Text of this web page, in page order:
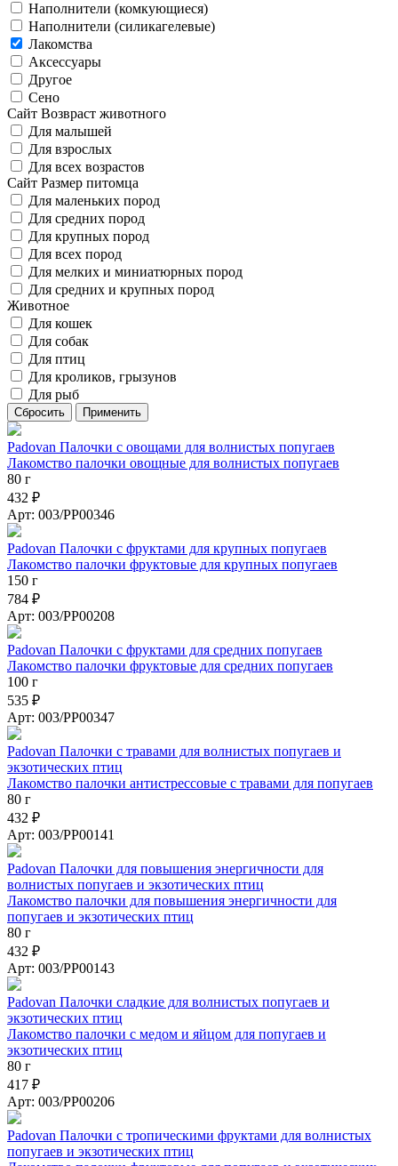
Наполнители (комкующиеся)
Наполнители (силикагелевые)
Лакомства
Аксессуары
Другое
Сено
Сайт Возвраст животного
Для малышей
Для взрослых
Для всех возрастов
Сайт Размер питомца
Для маленьких пород
Для средних пород
Для крупных пород
Для всех пород
Для мелких и миниатюрных пород
Для средних и крупных пород
Животное
Для кошек
Для собак
Для птиц
Для кроликов, грызунов
Для рыб
Padovan Палочки с овощами для волнистых попугаев
Лакомство палочки овощные для волнистых попугаев
80 г
432 ₽
Арт: 003/PP00346
Padovan Палочки с фруктами для крупных попугаев
Лакомство палочки фруктовые для крупных попугаев
150 г
784 ₽
Арт: 003/PP00208
Padovan Палочки с фруктами для средних попугаев
Лакомство палочки фруктовые для средних попугаев
100 г
535 ₽
Арт: 003/PP00347
Padovan Палочки c травами для волнистых попугаев и
экзотических птиц
Лакомство палочки антистрессовые с травами для попугаев
80 г
432 ₽
Арт: 003/PP00141
Padovan Палочки для повышения энергичности для
волнистых попугаев и экзотических птиц
Лакомство палочки для повышения энергичности для
попугаев и экзотических птиц
80 г
432 ₽
Арт: 003/PP00143
Padovan Палочки сладкие для волнистых попугаев и
экзотических птиц
Лакомство палочки с медом и яйцом для попугаев и
экзотических птиц
80 г
417 ₽
Арт: 003/PP00206
Padovan Палочки с тропическими фруктами для волнистых
попугаев и экзотических птиц